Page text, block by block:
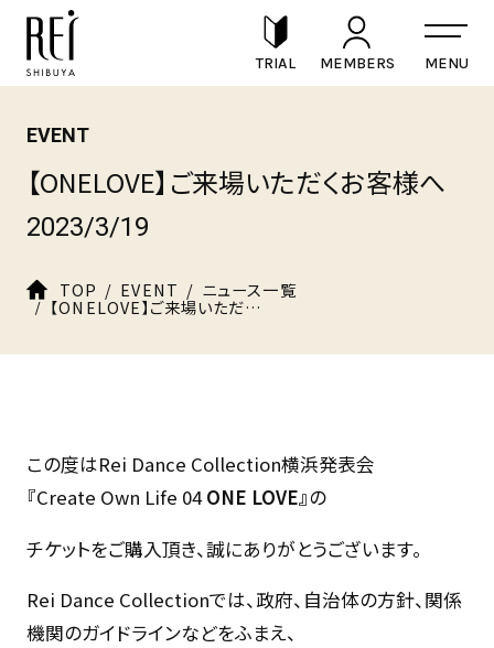
TRIAL MEMBERS
EVENT
【ONELOVE】ご来場いただくお客様へ
2023/3/19
TOP EVENT ニュース一覧
【ONELOVE】ご来場いただくお客様へ
この度はRei Dance Collection横浜発表会
『Create Own Life 04ONE LOVE』の
チケットをご購入頂き、誠にありがとうございます。
Rei Dance Collectionでは、政府、自治体の方針、関係
機関のガイドラインなどをふまえ、